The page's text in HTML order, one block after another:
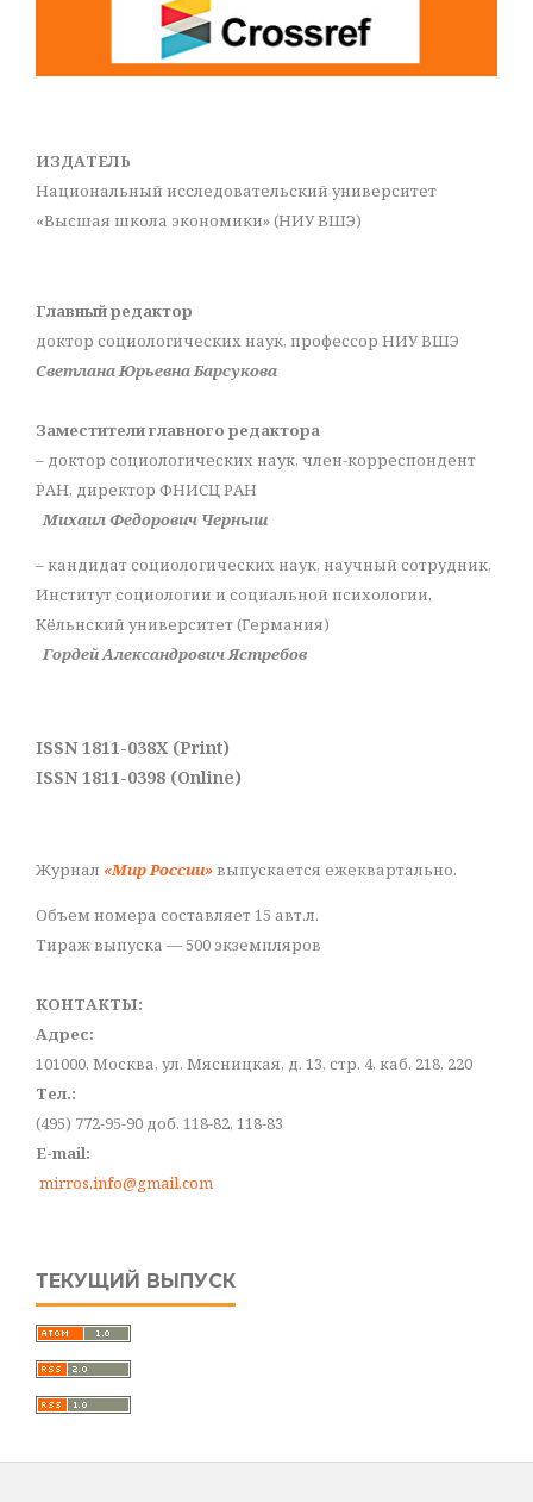
ИЗДАТЕЛЬ
Национальный исследовательский университет
«Высшая школа экономики» (НИУ ВШЭ)
Главный редактор
доктор социологических наук, профессор НИУ ВШЭ
Светлана Юрьевна Барсукова
Заместители главного редактора
– доктор социологических наук, член-корреспондент
РАН, директор ФНИСЦ РАН
Михаил Федорович Черныш
– кандидат социологических наук, научный сотрудник,
Институт социологии и социальной психологии,
Кёльнский университет (Германия)
Гордей Александрович Ястребов
ISSN 1811-038X (Print)
ISSN 1811-0398 (Online)
Журнал «Мир России»выпускается ежеквартально.
Объем номера составляет 15 авт.л.
Тираж выпуска — 500 экземпляров
КОНТАКТЫ:
Адрес:
101000, Москва, ул. Мясницкая, д. 13, стр. 4, каб. 218, 220
Тел.:
(495) 772-95-90 доб. 118-82, 118-83
E-mail:
mirros.info@gmail.com
ТЕКУЩИЙ ВЫПУСК